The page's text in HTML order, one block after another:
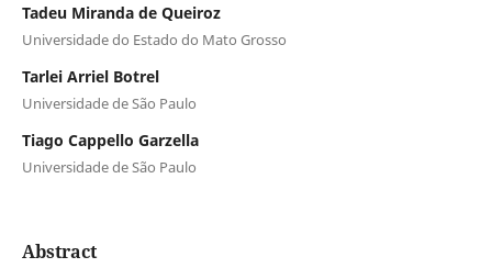
Tadeu Miranda de Queiroz
Universidade do Estado do Mato Grosso
Tarlei Arriel Botrel
Universidade de São Paulo
Tiago Cappello Garzella
Universidade de São Paulo
Abstract